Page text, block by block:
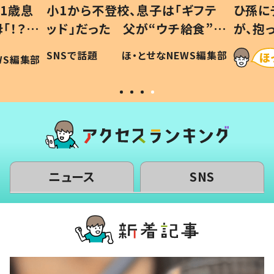
歳息
？」
編集部
小1から不登校、息子は「ギフテ
ッド」だった 父が“ウチ給食”を
作り続ける理由とは #令和の親
#令和の子
SNSで話題 ほ・とせなNEWS編集部
ひ孫
が、
「涙が
い」
ニュース SNS